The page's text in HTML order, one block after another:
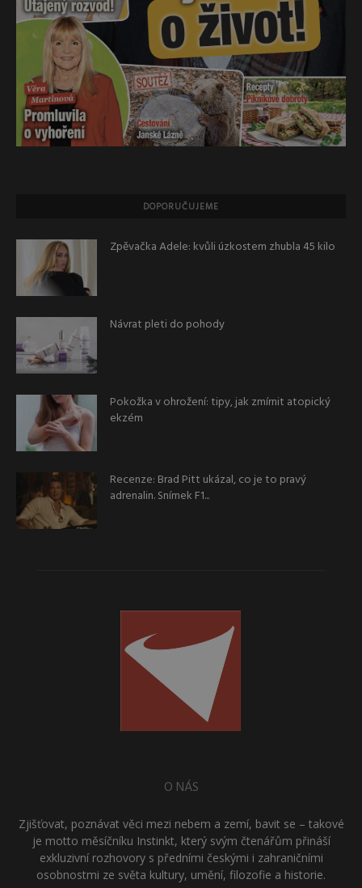
DOPORUČUJEME
Zpěvačka Adele: kvůli úzkostem zhubla 45 kilo
Návrat pleti do pohody
Pokožka v ohrožení: tipy, jak zmírnit atopický
ekzém
Recenze: Brad Pitt ukázal, co je to pravý
adrenalin. Snímek F1...
O NÁS
Zjišťovat, poznávat věci mezi nebem a zemí, bavit se – takové
je motto měsíčníku Instinkt, který svým čtenářům přináší
exkluzivní rozhovory s předními českými i zahraničními
osobnostmi ze světa kultury, umění, filozofie a historie.